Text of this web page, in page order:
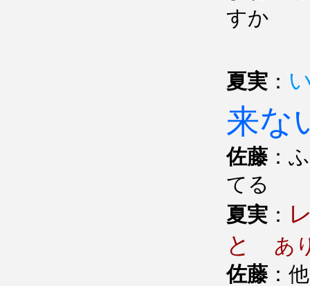
すか
夏実 ：
来な
佐藤：
てる
夏実 ：
と
あ
佐藤：